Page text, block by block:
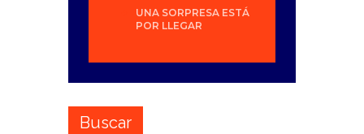
UNA SORPRESA ESTÁ
POR LLEGAR
Buscar